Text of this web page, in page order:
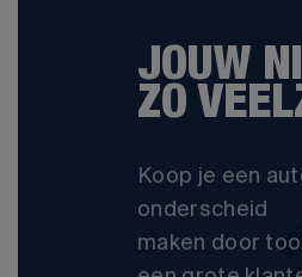
JOUW
ZO
Koop je een
onderscheid
maken door